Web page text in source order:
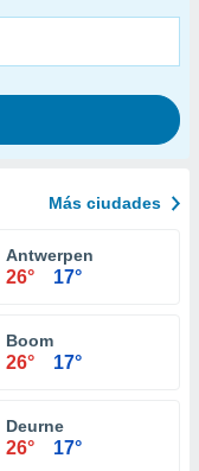
Más ciudades
Antwerpen
26° 17°
Boom
26° 17°
Deurne
26° 17°